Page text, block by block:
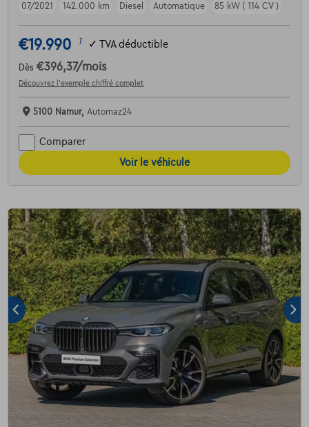
07/2021
142.000 km Diesel Automatique 85 kW ( 114 CV )
€19.990 1 ✓ TVA déductible
Dès €396,37/mois
Découvrez l’exemple chiffré complet
5100 Namur, Automaz24
Comparer
Voir le véhicule